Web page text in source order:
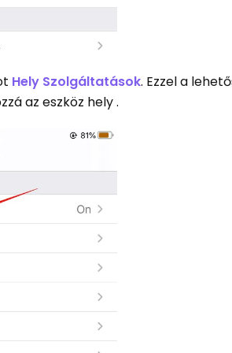
Hely Szolgáltatások. Ezzel a
az eszköz hely .